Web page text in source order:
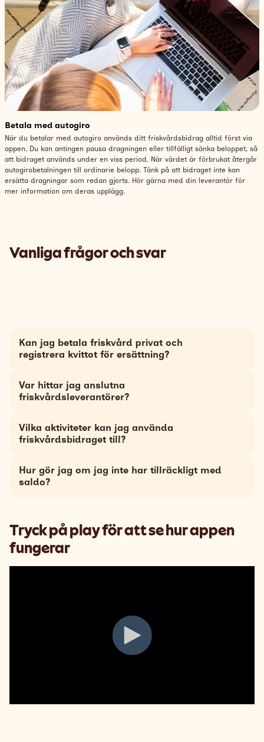
Betala med autogiro
När du betalar med autogiro används ditt friskvårdsbidrag alltid först via
appen. Du kan antingen pausa dragningen eller tillfälligt sänka beloppet, så
att bidraget används under en viss period. När värdet är förbrukat återgår
autogirobetalningen till ordinarie belopp. Tänk på att bidraget inte kan
ersätta dragningar som redan gjorts. Hör gärna med din leverantör för
mer information om deras upplägg.
Vanligafrågor och svar
Kan jag betala friskvård privat och
registrera kvittot för ersättning?
Var hittar jag anslutna
friskvårdsleverantörer?
Vilka aktiviteter kan jag använda
friskvårdsbidraget till?
behöver tips och guidning? Inga problem, ta del av vår
Hur gör jag om jag inte har tillräckligt med
saldo?
Tryck på play för att se hur appen
fungerar